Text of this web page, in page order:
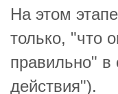
На этом
только, "что
правильно" в
действия").